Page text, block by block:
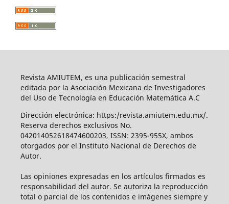
Revista AMIUTEM, es una publicación semestral
editada por la Asociación Mexicana de Investigadores
del Uso de Tecnología en Educación Matemática A.C
Dirección electrónica: https:/revista.amiutem.edu.mx/.
Reserva derechos exclusivos No.
042014052618474600203, ISSN: 2395-955X, ambos
otorgados por el Instituto Nacional de Derechos de
Autor.
Las opiniones expresadas en los artículos firmados es
responsabilidad del autor. Se autoriza la reproducción
total o parcial de los contenidos e imágenes siempre y